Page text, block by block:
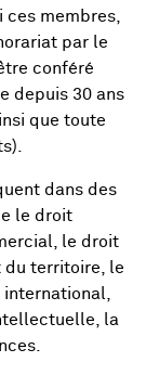
ces membres,
par le
conféré
depuis 30 ans
que toute
dans des
le droit
le droit
du territoire, le
la